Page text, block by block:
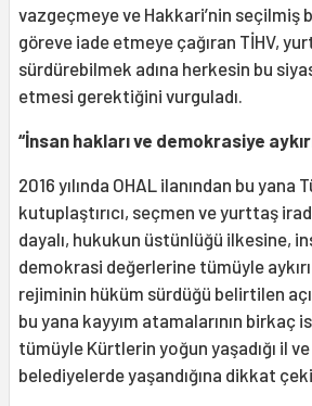
vazgeçmeye ve Hakkari’nin seçilmiş
göreve iade etmeye çağıran TİHV,
sürdürebilmek adına herkesin bu
etmesi gerektiğini vurguladı.
“İnsan hakları ve demokrasiye
2016 yılında OHAL ilanından bu yana
kutuplaştırıcı, seçmen ve yurttaş
dayalı, hukukun üstünlüğü ilkesine,
demokrasi değerlerine tümüyle
rejiminin hüküm sürdüğü belirtilen
bu yana kayyım atamalarının birkaç
tümüyle Kürtlerin yoğun yaşadığı il
belediyelerde yaşandığına dikkat